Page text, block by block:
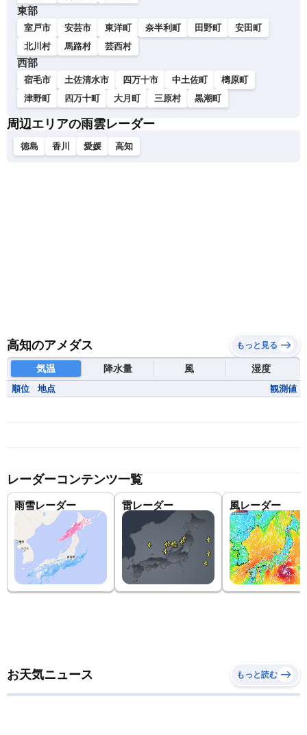
東部
室戸市 安芸市 東洋町 奈半利町 田野町
安田町
北川村
馬路村 芸西村
西部
宿毛市 土佐清水市 四万十市 中土佐町
檮原町
津野町
四万十町 大月町 三原村 黒潮町
周辺エリアの雨雲レーダー
徳島 香川 愛媛 高知
高知のアメダス もっと見る
気温 降水量 風 湿度
順位 地点 観測値
レーダーコンテンツ一覧
雨雪レーダー 雷レーダー 風レーダー
お天気ニュース もっと読む